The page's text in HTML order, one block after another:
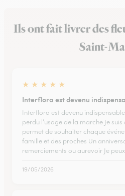
Ils ont fait livrer des
Saint-
★ ★ ★ ★ ★
Interflora est devenu
Interflora est devenu
perdu l’usage de la marche Je
permet de souhaiter chaque
famille et des proches Un
remerciements ou aurevoir Je
19/05/2026